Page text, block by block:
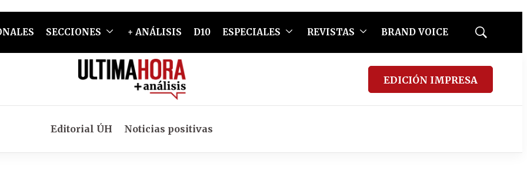
SECCIONES + ANÁLISIS D10 ESPECIALES REVISTAS BRAND VOICE
Mostrar
EDICIÓN IMPRESA
Editorial ÚH Noticias positivas